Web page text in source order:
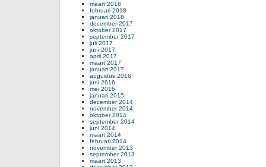
maart 2018
februari 2018
januari 2018
december 2017
oktober 2017
september 2017
juli 2017
juni 2017
april 2017
maart 2017
januari 2017
augustus 2016
juni 2016
mei 2016
januari 2015
december 2014
november 2014
oktober 2014
september 2014
juni 2014
maart 2014
februari 2014
november 2013
september 2013
maart 2013